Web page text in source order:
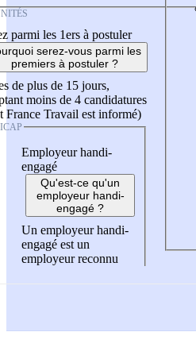
parmi les 1ers à postuler
serez-vous parmi les
premiers à postuler ?
de plus de 15 jours,
moins de 4 candidatures
France Travail est informé)
Employeur handi-
engagé
Qu'est-ce qu'un
employeur handi-
engagé ?
Un employeur handi-
engagé est un
employeur reconnu